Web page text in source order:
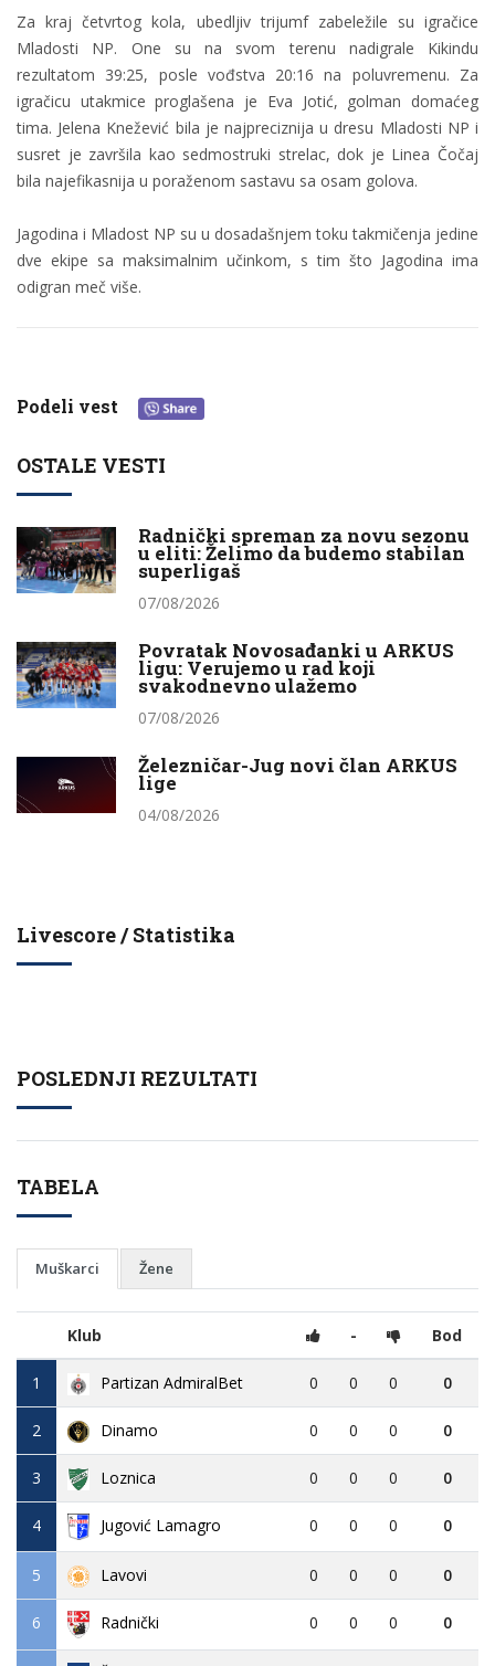
Za kraj četvrtog kola, ubedljiv trijumf zabeležile su igračice
Mladosti NP. One su na svom terenu nadigrale Kikindu
rezultatom 39:25, posle vođstva 20:16 na poluvremenu. Za
igračicu utakmice proglašena je Eva Jotić, golman domaćeg
tima. Jelena Knežević bila je najpreciznija u dresu Mladosti NP i
susret je završila kao sedmostruki strelac, dok je Linea Čočaj
bila najefikasnija u poraženom sastavu sa osam golova.
Jagodina i Mladost NP su u dosadašnjem toku takmičenja jedine
dve ekipe sa maksimalnim učinkom, s tim što Jagodina ima
odigran meč više.
Podeli vest
OSTALE VESTI
Radnički spreman za novu sezonu
u eliti: Želimo da budemo stabilan
superligaš
07/08/2026
Povratak Novosađanki u ARKUS
ligu: Verujemo u rad koji
svakodnevno ulažemo
07/08/2026
Železničar-Jug novi član ARKUS
lige
04/08/2026
Livescore / Statistika
POSLEDNJI REZULTATI
TABELA
Muškarci Žene
Klub - Bod
1 Partizan AdmiralBet 0 0 0 0
2 Dinamo 0 0 0 0
3 Loznica 0 0 0 0
4 Jugović Lamagro 0 0 0 0
5 Lavovi 0 0 0 0
6 Radnički 0 0 0 0